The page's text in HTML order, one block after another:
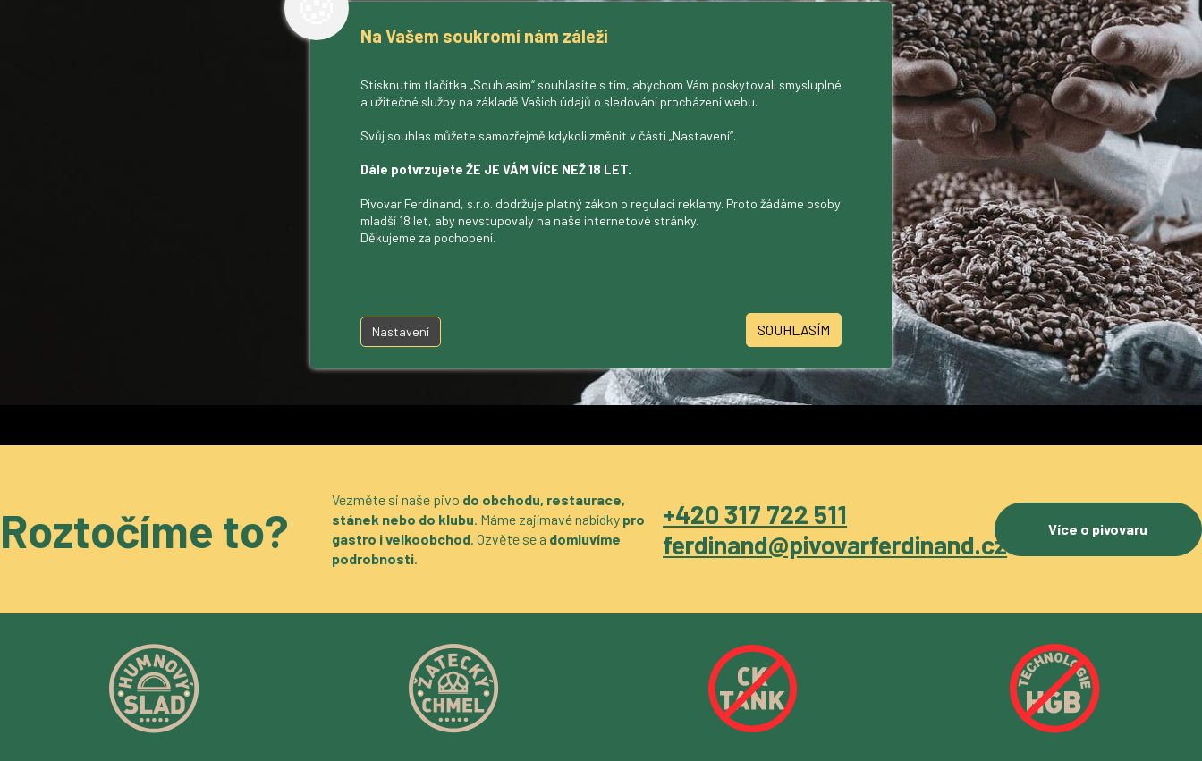
Na Vašem soukromí nám záleží
Stisknutím tlačítka „Souhlasím“ souhlasíte s tím, abychom Vám poskytovali smysluplné
a užitečné služby na základě Vašich údajů o sledování procházení webu.
Svůj souhlas můžete samozřejmě kdykoli změnit v části „Nastavení“.
Dále potvrzujete ŽE JE VÁM VÍCE NEŽ 18 LET.
Pivovar Ferdinand, s.r.o. dodržuje platný zákon o regulaci reklamy. Proto žádáme osoby
mladší 18 let, aby nevstupovaly na naše internetové stránky.
Děkujeme za pochopení.
Nastavení SOUHLASÍM
Roztočíme to?
Vezměte si naše pivo do obchodu, restaurace,
stánek nebo do klubu. Máme zajímavé nabídky pro
gastro i velkoobchod. Ozvěte se a domluvíme
podrobnosti.
+420 317 722 511
ferdinand@pivovarferdinand.cz
Více o pivovaru